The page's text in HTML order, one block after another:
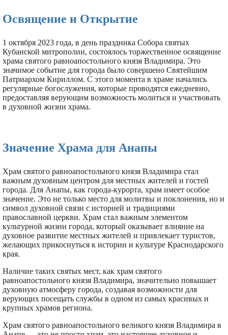
Освящение и Открытие
1 октября 2023 года, в день праздника Собора святых
Кубанской митрополии, состоялось торжественное освящение
храма святого равноапостольного князя Владимира. Это
значимое событие для города было совершено Святейшим
Патриархом Кириллом. С этого момента в храме начались
регулярные богослужения, которые проводятся ежедневно,
предоставляя верующим возможность молиться и участвовать
в духовной жизни храма.
Значение Храма для Анапы
Храм святого равноапостольного князя Владимира стал
важным духовным центром для местных жителей и гостей
города. Для Анапы, как города-курорта, храм имеет особое
значение. Это не только место для молитвы и поклонения, но и
символ духовной связи с историей и традициями
православной церкви. Храм стал важным элементом
культурной жизни города, который оказывает влияние на
духовное развитие местных жителей и привлекает туристов,
желающих прикоснуться к истории и культуре Краснодарского
края.
Наличие таких святых мест, как храм святого
равноапостольного князя Владимира, значительно повышает
духовную атмосферу города, создавая возможности для
верующих посещать службы в одном из самых красивых и
крупных храмов региона.
Храм святого равноапостольного великого князя Владимира в